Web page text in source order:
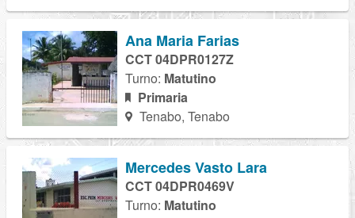
Ana Maria Farias
CCT 04DPR0127Z
Turno: Matutino
Primaria
Tenabo, Tenabo
Mercedes Vasto Lara
CCT 04DPR0469V
Turno: Matutino